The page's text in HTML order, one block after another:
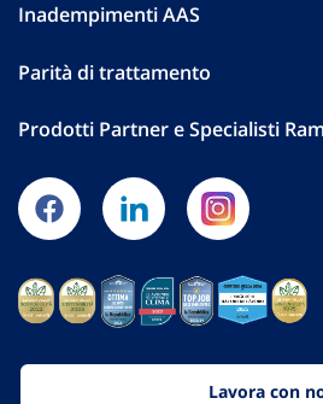
Inadempimenti AAS
Parità di trattamento
Prodotti Partner e Specialisti
Lavora con